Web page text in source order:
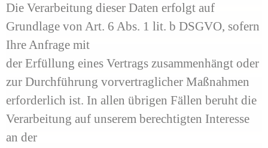
Die Verarbeitung dieser Daten erfolgt auf
Grundlage von Art. 6 Abs. 1 lit. b DSGVO, sofern
Ihre Anfrage mit
der Erfüllung eines Vertrags zusammenhängt oder
zur Durchführung vorvertraglicher Maßnahmen
erforderlich ist. In allen übrigen Fällen beruht die
Verarbeitung auf unserem berechtigten Interesse
an der